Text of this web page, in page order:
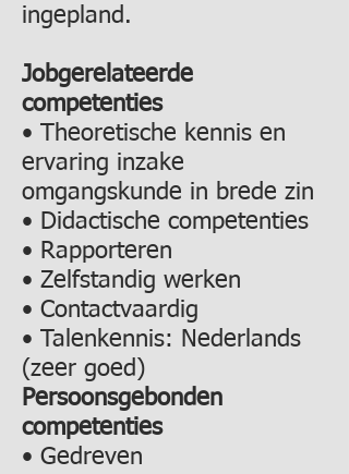
ingepland.
Jobgerelateerde
competenties
• Theoretische kennis en
ervaring inzake
omgangskunde in brede zin
• Didactische competenties
• Rapporteren
• Zelfstandig werken
• Contactvaardig
• Talenkennis: Nederlands
(zeer goed)
Persoonsgebonden
competenties
• Gedreven